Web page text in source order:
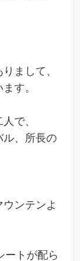
まして、
す。
で、
ル、所長の
ンテンよ
ートが配ら